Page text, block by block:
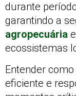
durante
garantindo a
agropecuária
ecossistemas
Entender
eficiente e